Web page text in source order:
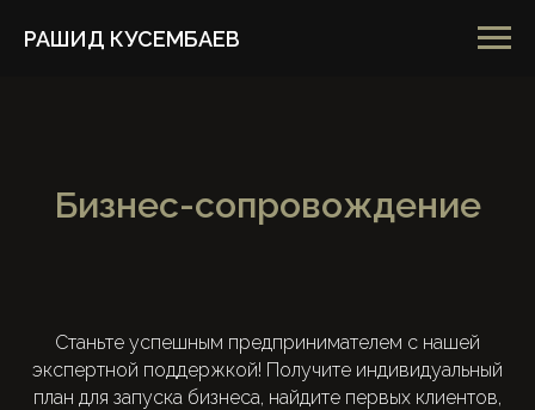
РАШИД КУСЕМБАЕВ
Бизнес-сопровождение
Станьте успешным предпринимателем с нашей
экспертной поддержкой! Получите индивидуальный
план для запуска бизнеса, найдите первых клиентов,